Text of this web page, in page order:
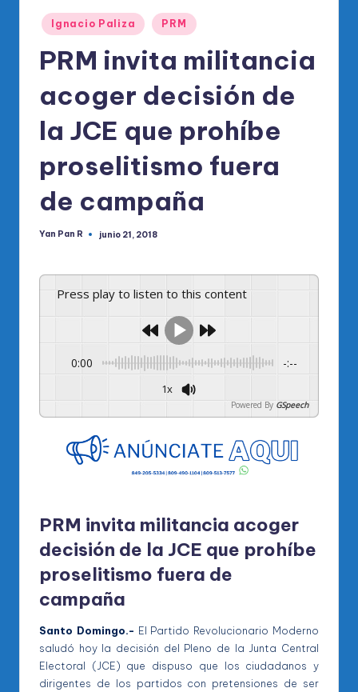
di
O
ci
al
el
Publicado
en
Ignacio Paliza PRM
PRM invita militancia
acoger decisión de
la JCE que prohíbe
proselitismo fuera
de campaña
Publicado
Yan Pan R junio 21, 2018
Press play to listen to this content
0:00 -:--
1x
Powered By GSpeech
PRM invita militancia acoger
decisión de la JCE que prohíbe
proselitismo fuera de
campaña
Santo Domingo.- El Partido Revolucionario Moderno
saludó hoy la decisión del Pleno de la Junta Central
Electoral (JCE) que dispuso que los ciudadanos y
dirigentes de los partidos con pretensiones de ser